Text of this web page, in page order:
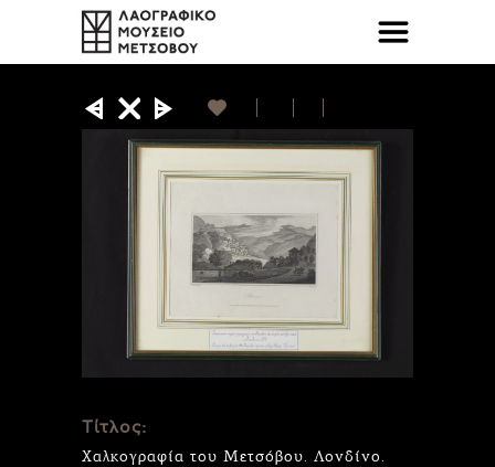
Τίτλος:
Χαλκογραφία του Μετσόβου. Λονδίνο.